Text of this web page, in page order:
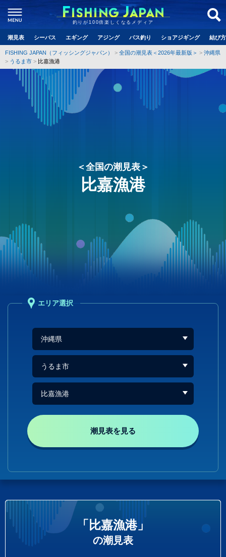
釣りが100倍楽しくなるメディア
潮見表 シーバス エギング アジング バス釣り ショアジギング 結び
FISHING JAPAN（フィッシングジャパン） 全国の潮見表＜2026年最新版＞
沖縄県
うるま市
比嘉漁港
＜全国の潮見表＞
比嘉漁港
エリア選択
潮見表を見る
「比嘉漁港」
の潮見表